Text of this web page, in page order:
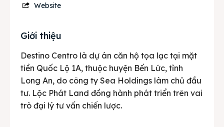
Website
Giới thiệu
Destino Centro là dự án căn hộ tọa lạc tại mặt
tiền Quốc Lộ 1A, thuộc huyện Bến Lức, tỉnh
Long An, do công ty Sea Holdings làm chủ đầu
tư. Lộc Phát Land đồng hành phát triển trên vai
trò đại lý tư vấn chiến lược.